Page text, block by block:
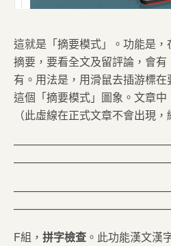
這就是「摘要模式」。功能是
摘要，要看全文及留評論，會
有。用法是，用滑鼠去插游標
這個「摘要模式」圖象。文章
（此虛線在正式文章不會出現
F組， 拼字檢查 。此功能漢文漢